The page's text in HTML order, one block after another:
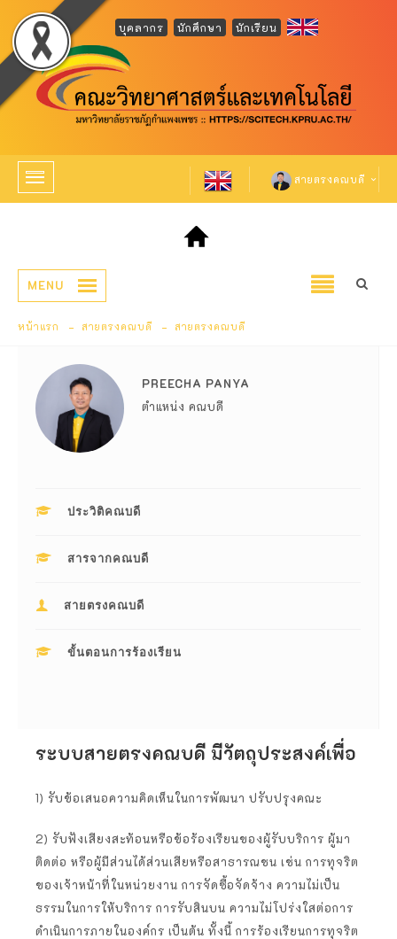
บุคลากร นักศึกษา นักเรียน
สายตรงคณบดี
MENU
หน้าแรก สายตรงคณบดี สายตรงคณบดี
PREECHA PANYA
ตำแหน่ง คณบดี
ประวิติคณบดี
สารจากคณบดี
สายตรงคณบดี
ขั้นตอนการร้องเรียน
ระบบสายตรงคณบดี มีวัตถุประสงค์เพื่อ
1) รับข้อเสนอความคิดเห็นในการพัฒนา ปรับปรุงคณะ
2) รับฟังเสียงสะท้อนหรือข้อร้องเรียนของผู้รับบริการ ผู้มา
ติดต่อ หรือผู้มีส่วนได้ส่วนเสียหรือสาธารณชน เช่น การทุจริต
ของเจ้าหน้าที่ในหน่วยงาน การจัดซื้อจัดจ้าง ความไม่เป็น
ธรรมในการให้บริการ การรับสินบน ความไม่โปร่งใสต่อการ
ดำเนินการภายในองค์กร เป็นต้น ทั้งนี้ การร้องเรียนการทุจริต